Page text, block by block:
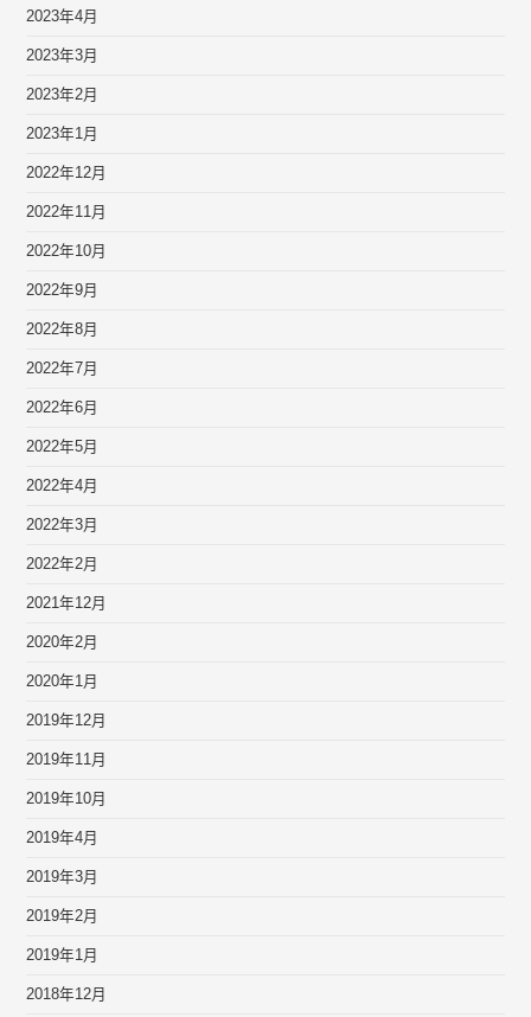
2023年4月
2023年3月
2023年2月
2023年1月
2022年12月
2022年11月
2022年10月
2022年9月
2022年8月
2022年7月
2022年6月
2022年5月
2022年4月
2022年3月
2022年2月
2021年12月
2020年2月
2020年1月
2019年12月
2019年11月
2019年10月
2019年4月
2019年3月
2019年2月
2019年1月
2018年12月